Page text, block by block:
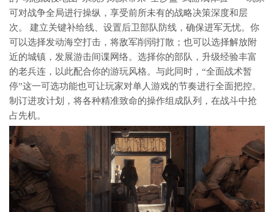
可对战争全局进行操纵，享受前所未有的战略决策深度和层
次。 建立关键补给线、设置后卫部队防线，确保进军无忧。你
可以选择发动海空打击，将敌军削弱打散；也可以选择解放附
近的城镇，发展游击间谍网络。选择你的部队，升级经验丰富
的老兵连，以此配合你的游玩风格。与此同时，“全面战术暂
停”这一可选功能也可让玩家对单人游戏的节奏进行全面把控。
制订进攻计划，将各种精准致命的操作组成队列，在战斗中抢
占先机。